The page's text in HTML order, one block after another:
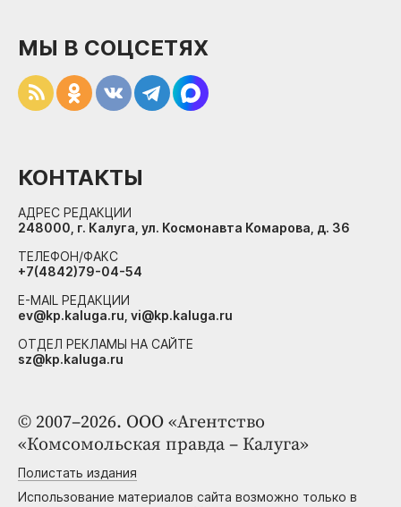
© 2007–2026. ООО «Агентство
«Комсомольская правда – Калуга»
Полистать издания
Использование материалов сайта возможно только в
МЫ В СОЦСЕТЯХ
КОНТАКТЫ
АДРЕС РЕДАКЦИИ
248000, г. Калуга, ул. Космонавта Комарова, д. 36
ТЕЛЕФОН/ФАКС
+7(4842)79-04-54
E-MAIL РЕДАКЦИИ
ev@kp.kaluga.ru, vi@kp.kaluga.ru
ОТДЕЛ РЕКЛАМЫ НА САЙТЕ
sz@kp.kaluga.ru